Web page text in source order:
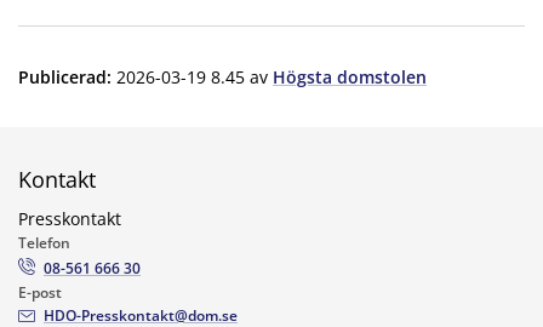
Publicerad: 2026-03-19 8.45 av Högsta domstolen
Kontakt
Presskontakt
Telefon
08-561 666 30
E-post
HDO-Presskontakt@dom.se